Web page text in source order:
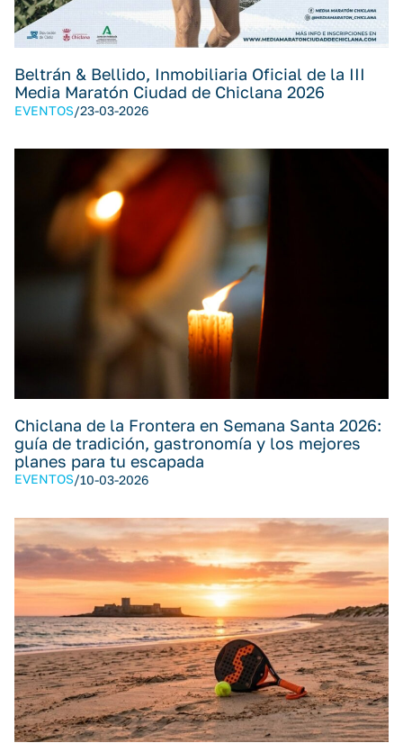
Beltrán & Bellido, Inmobiliaria Oficial de la III
Media Maratón Ciudad de Chiclana 2026
EVENTOS/23-03-2026
Chiclana de la Frontera en Semana Santa 2026:
guía de tradición, gastronomía y los mejores
planes para tu escapada
EVENTOS/10-03-2026